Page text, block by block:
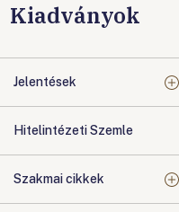
Kiadványok
Jelentések
Hitelintézeti Szemle
Szakmai cikkek